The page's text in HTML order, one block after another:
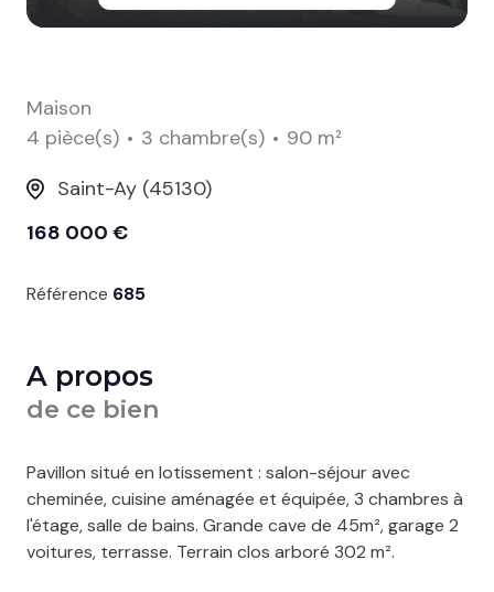
Maison
4 pièce(s)
3 chambre(s)
90 m²
Saint-Ay (45130)
168 000 €
Référence 685
A propos
de ce bien
Pavillon situé en lotissement : salon-séjour avec
cheminée, cuisine aménagée et équipée, 3 chambres à
l'étage, salle de bains. Grande cave de 45m², garage 2
voitures, terrasse. Terrain clos arboré 302 m².